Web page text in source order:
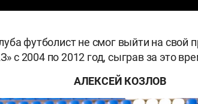
футболист не смог выйти на свой
с 2004 по 2012 год, сыграв за это
АЛЕКСЕЙ КОЗЛОВ